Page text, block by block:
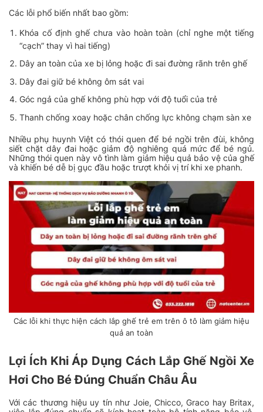
Các lỗi phổ biến nhất bao gồm:
Khóa cố định ghế chưa vào hoàn toàn (chỉ nghe một tiếng
“cạch” thay vì hai tiếng)
Dây an toàn của xe bị lỏng hoặc đi sai đường rãnh trên ghế
Dây đai giữ bé không ôm sát vai
Góc ngả của ghế không phù hợp với độ tuổi của trẻ
Thanh chống xoay hoặc chân chống lực không chạm sàn xe
Nhiều phụ huynh Việt có thói quen để bé ngồi trên đùi, không
siết chặt dây đai hoặc giảm độ nghiêng quá mức để bé ngủ.
Những thói quen này vô tình làm giảm hiệu quả bảo vệ của ghế
và khiến bé dễ bị gục đầu hoặc trượt khỏi vị trí khi xe phanh.
Các lỗi khi thực hiện cách lắp ghế trẻ em trên ô tô làm giảm hiệu
quả an toàn
Lợi Ích Khi Áp Dụng Cách Lắp Ghế Ngồi Xe
Hơi Cho Bé Đúng Chuẩn Châu Âu
Với các thương hiệu uy tín như Joie, Chicco, Graco hay Britax,